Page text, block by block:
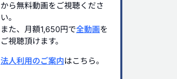
から無料動画をご視聴くださ
い。
また、月額1,650円で全動画を
ご視聴頂けます。
法人利用のご案内はこちら。